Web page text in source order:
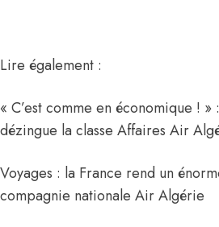
Lire également :
« C’est comme en économique ! »
dézingue la classe Affaires Air
Voyages : la France rend un
compagnie nationale Air Algérie